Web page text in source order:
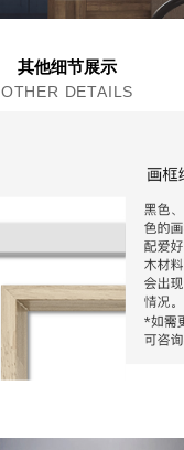
其他细节展示
OTHER DETAILS